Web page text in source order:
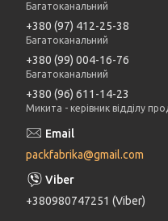
Багатоканальний
+380 (97) 412-25-38
Багатоканальний
+380 (99) 004-16-76
Багатоканальний
+380 (96) 611-14-23
Микита - керівник відділу
packfabrika@gmail.com
+380980747251 (Viber)